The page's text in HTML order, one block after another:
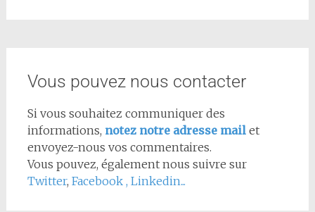
Vous pouvez nous contacter
Si vous souhaitez communiquer des
informations, notez notre adresse mail et
envoyez-nous vos commentaires.
Vous pouvez, également nous suivre sur
Twitter, Facebook , Linkedin...